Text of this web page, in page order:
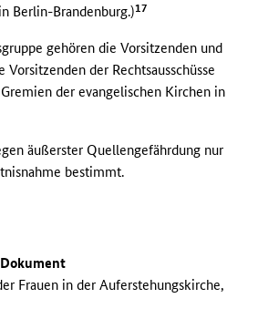
Berlin-Brandenburg.)17
gehören die Vorsitzenden und
der Rechtsausschüsse
der evangelischen Kirchen in
äußerster Quellengefährdung nur
bestimmt.
Frauen in der Auferstehungskirche,